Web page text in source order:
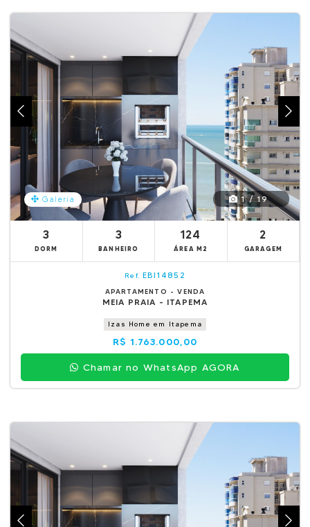
Galeria 1 / 19
3
DORM
3
BANHEIRO
124
ÁREA M2
2
GARAGEM
Ref. EBI14852
APARTAMENTO - VENDA
MEIA PRAIA - ITAPEMA
Izas Home em Itapema
R$ 1.763.000,00
Chamar no WhatsApp AGORA